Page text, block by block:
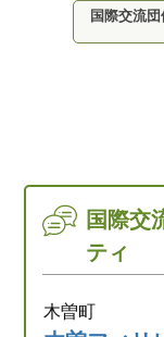
国際交流
国際交
ティ
木曽町